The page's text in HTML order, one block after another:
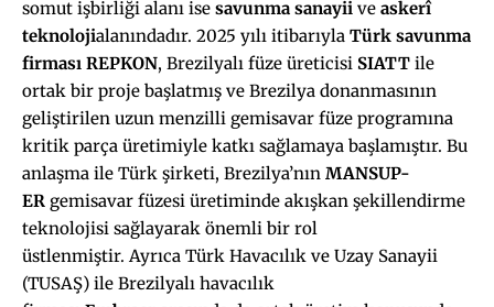
somut işbirliği alanı ise savunma sanayii ve askerî
teknolojialanındadır. 2025 yılı itibarıyla Türk savunma
firması REPKON, Brezilyalı füze üreticisi SIATT ile
ortak bir proje başlatmış ve Brezilya donanmasının
geliştirilen uzun menzilli gemisavar füze programına
kritik parça üretimiyle katkı sağlamaya başlamıştır. Bu
anlaşma ile Türk şirketi, Brezilya’nın MANSUP-
ER gemisavar füzesi üretiminde akışkan şekillendirme
teknolojisi sağlayarak önemli bir rol
üstlenmiştir. Ayrıca Türk Havacılık ve Uzay Sanayii
(TUSAŞ) ile Brezilyalı havacılık